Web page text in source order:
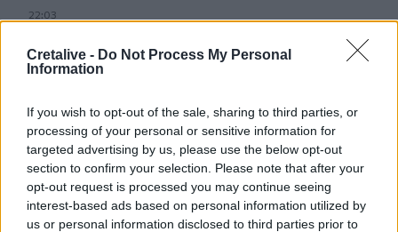
Cretalive - Do Not Process My Personal
Information
If you wish to opt-out of the sale, sharing to third parties, or
processing of your personal or sensitive information for
targeted advertising by us, please use the below opt-out
section to confirm your selection. Please note that after your
opt-out request is processed you may continue seeing
interest-based ads based on personal information utilized by
us or personal information disclosed to third parties prior to
22:03
πολύ υψηλός κίνδυνος πυρκαγιάς!
Σφοδρή επίθεση κατά Καρυστιανού-Γρατσία από πρώην
στελέχη: «Συνεχής εσωστρέφεια και τραγικά
επικοινωνιακά λάθη»
21:57
Ηράκλειο: "Σε άθλια κατάσταση το μνημείο πεσόντων
Εφέδρων Αξιωματικών στον Καράβολα"